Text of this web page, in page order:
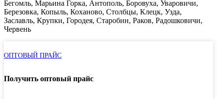
Бегомль, Марьина Горка, Антополь, Боровуха, Уваровичи,
Березовка, Копыль, Коханово, Столбцы, Клецк, Узда,
Заславль, Крупки, Городея, Старобин, Раков, Радошковичи,
Червень
ОПТОВЫЙ ПРАЙС
Получить оптовый прайс